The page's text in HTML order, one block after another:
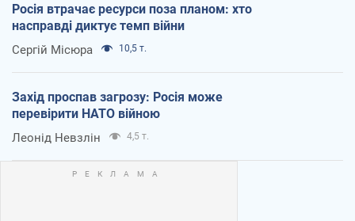
Росія втрачає ресурси поза планом: хто
насправді диктує темп війни
Сергій Місюра 10,5 т.
Захід проспав загрозу: Росія може
перевірити НАТО війною
Леонід Невзлін 4,5 т.